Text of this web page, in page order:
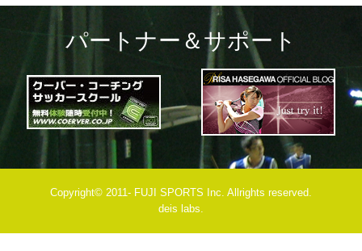
パートナー＆サポート
Copyright© 2011- FUJI SPORTS Inc. Allrights reserved.
deis labs.